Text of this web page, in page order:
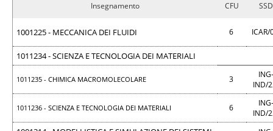
Insegnamento CFU SSD
1001225 - MECCANICA DEI FLUIDI 6
1011234 - SCIENZA E TECNOLOGIA DEI MATERIALI
1011235 - CHIMICA MACROMOLECOLARE 3
ING-
IND/
1011236 - SCIENZA E TECNOLOGIA DEI MATERIALI 6
ING-
IND/